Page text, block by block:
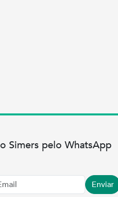
Simers pelo WhatsApp
Enviar